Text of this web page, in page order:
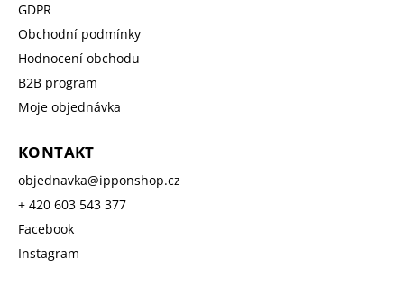
GDPR
Obchodní podmínky
Hodnocení obchodu
B2B program
Moje objednávka
KONTAKT
objednavka@ipponshop.cz
+ 420 603 543 377
Facebook
Instagram